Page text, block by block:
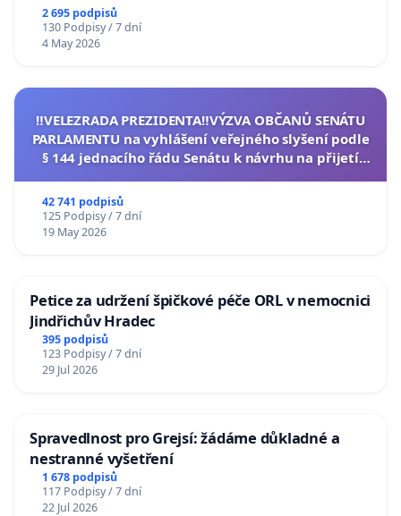
2 695 podpisů
130 Podpisy / 7 dní
4 May 2026
‼️VELEZRADA PREZIDENTA‼️VÝZVA OBČANŮ SENÁTU
PARLAMENTU na vyhlášení veřejného slyšení podle
§ 144 jednacího řádu Senátu k návrhu na přijetí
42 741 podpisů
125 Podpisy / 7 dní
19 May 2026
Petice za udržení špičkové péče ORL v nemocnici
Jindřichův Hradec
395 podpisů
123 Podpisy / 7 dní
29 Jul 2026
Spravedlnost pro Grejsí: žádáme důkladné a
nestranné vyšetření
1 678 podpisů
117 Podpisy / 7 dní
22 Jul 2026